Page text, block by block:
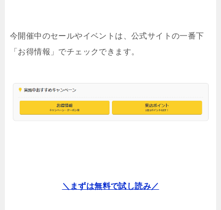
今開催中のセールやイベントは、公式サイトの一番下
「お得情報」でチェックできます。
＼まずは無料で試し読み／